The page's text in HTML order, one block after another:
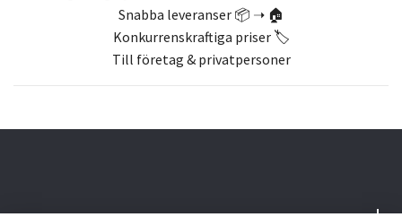
Snabba leveranser 📦 ➝ 🏠
Konkurrenskraftiga priser 🏷️
Till företag & privatpersoner